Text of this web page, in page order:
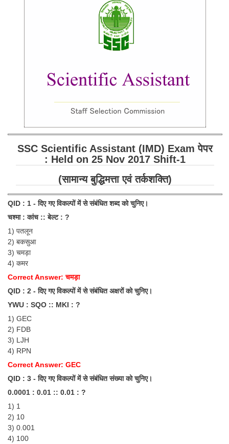
SSC CGL (Tier-1) हिन्दी PDF Notes
SSC CGL PDF Ebooks
SSC CHSL PDF Ebooks
SSC CGL
SSC CGL TIER-1
Tier-1 Answer Keys
SSC CGL PAPERS
CGL Trend Analysis
SSC Scientific Assistant (IMD) Exam पेपर
: Held on 25 Nov 2017 Shift-1
(सामान्य बुद्धिमत्ता एवं तर्कशक्ति)
QID : 1 - दिए गए विकल्पों में से संबंधित शब्द को चुनिए।
चश्मा : कांच :: बेल्ट : ?
1) पतलून
2) बकसुआ
3) चमड़ा
4) कमर
Correct Answer: चमड़ा
QID : 2 - दिए गए विकल्पों में से संबंधित अक्षरों को चुनिए।
YWU : SQO :: MKI : ?
1) GEC
2) FDB
3) LJH
4) RPN
Correct Answer: GEC
QID : 3 - दिए गए विकल्पों में से संबंधित संख्या को चुनिए।
0.0001 : 0.01 :: 0.01 : ?
1) 1
2) 10
3) 0.001
4) 100